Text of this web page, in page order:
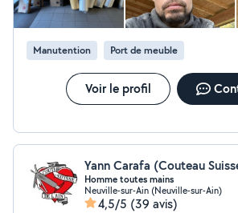
Manutention Port de meuble
Voir le profil
Yann Carafa (Couteau
Homme toutes mains
Neuville-sur-Ain (Neuville-sur-Ain)
4,5/5 (39 avis)